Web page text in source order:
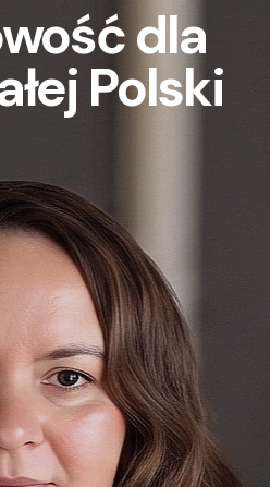
dla
Polski